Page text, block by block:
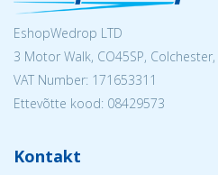
EshopWedrop LTD
3 Motor Walk, CO45SP, Colchester,
VAT Number: 171653311
Ettevõtte kood: 08429573
Kontakt